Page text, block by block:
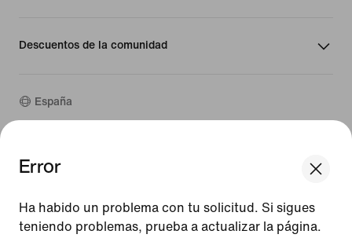
We think you are in United States.
España United States
Error
Ha habido un problema con tu solicitud. Si sigues
teniendo problemas, prueba a actualizar la página.
Descuentos de la comunidad
España
©
Guías
Términos de venta
Aviso legal